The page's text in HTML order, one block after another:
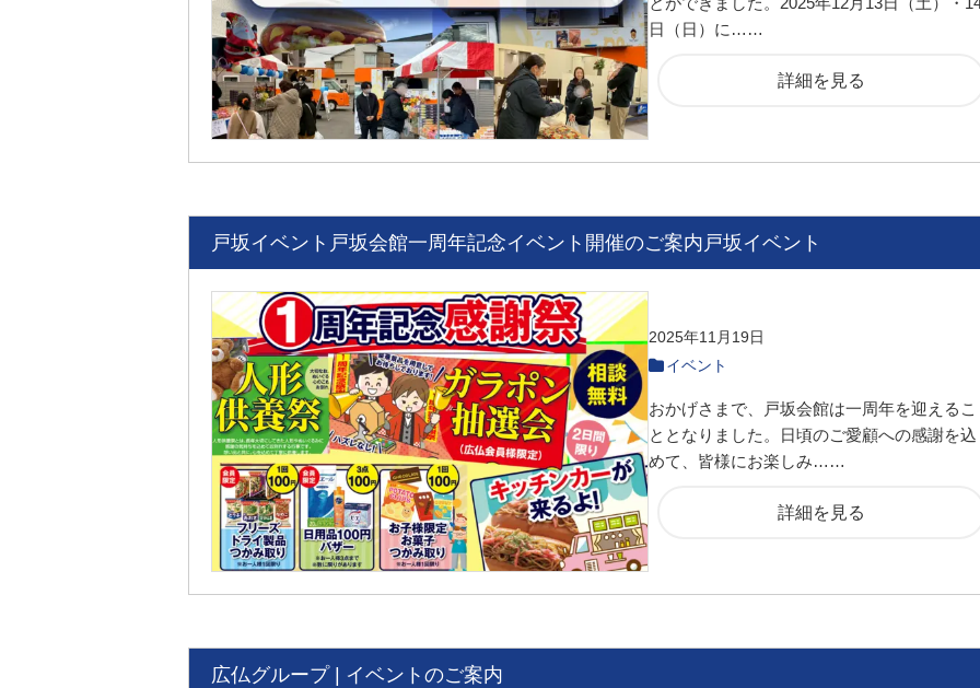
日（日）に……
詳細を見る
戸坂イベント戸坂会館一周年記念イベント開催のご案内戸坂イベント
2025年11月19日
イベント
おかげさまで、戸坂会館は一周年を迎えるこ
ととなりました。日頃のご愛顧への感謝を込
めて、皆様にお楽しみ……
詳細を見る
広仏グループ | イベントのご案内